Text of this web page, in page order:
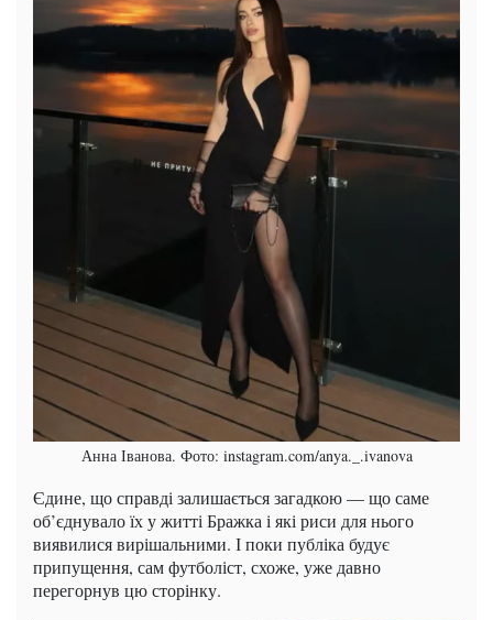
Анна Іванова. Фото: instagram.com/anya._.ivanova
Єдине, що справді залишається загадкою — що саме
об’єднувало їх у житті Бражка і які риси для нього
виявилися вирішальними. І поки публіка будує
припущення, сам футболіст, схоже, уже давно
перегорнув цю сторінку.